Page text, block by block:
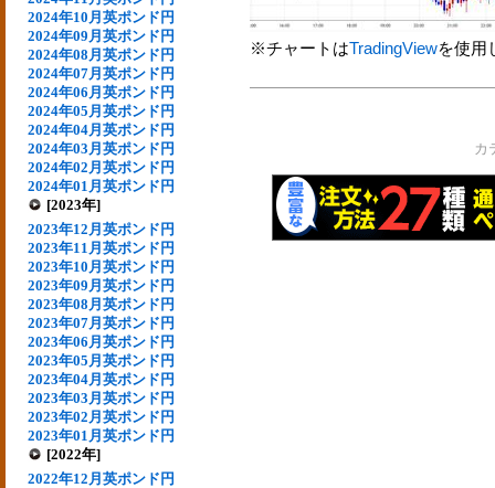
2024年10月英ポンド円
2024年09月英ポンド円
2024年08月英ポンド円
2024年07月英ポンド円
2024年06月英ポンド円
2024年05月英ポンド円
2024年04月英ポンド円
2024年03月英ポンド円
2024年02月英ポンド円
2024年01月英ポンド円
[2023年]
2023年12月英ポンド円
2023年11月英ポンド円
2023年10月英ポンド円
2023年09月英ポンド円
2023年08月英ポンド円
2023年07月英ポンド円
2023年06月英ポンド円
2023年05月英ポンド円
2023年04月英ポンド円
2023年03月英ポンド円
2023年02月英ポンド円
2023年01月英ポンド円
[2022年]
2022年12月英ポンド円
※チャートはTradingViewを使用
カ